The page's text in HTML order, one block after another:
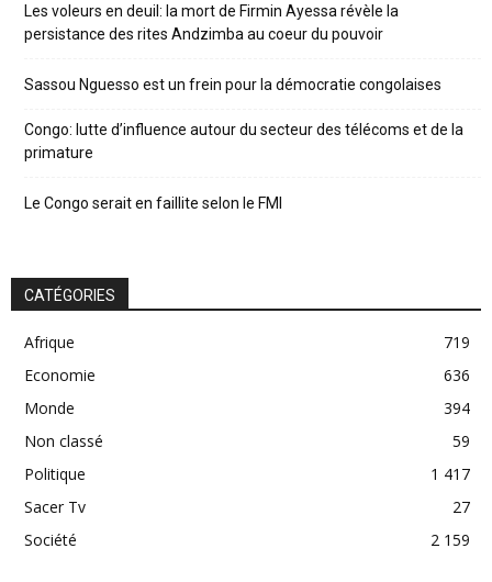
Les voleurs en deuil: la mort de Firmin Ayessa révèle la
persistance des rites Andzimba au coeur du pouvoir
Sassou Nguesso est un frein pour la démocratie congolaises
Congo: lutte d’influence autour du secteur des télécoms et de la
primature
Le Congo serait en faillite selon le FMI
CATÉGORIES
Afrique
719
Economie
636
Monde
394
Non classé
59
Politique
1 417
Sacer Tv
27
Société
2 159